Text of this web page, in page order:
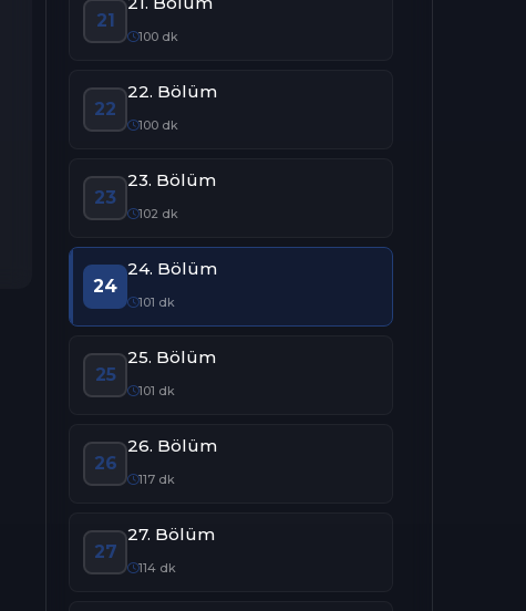
21
100 dk
22
22. Bölüm
100 dk
23
23. Bölüm
102 dk
24
24. Bölüm
101 dk
25
25. Bölüm
101 dk
26
26. Bölüm
117 dk
27
27. Bölüm
114 dk